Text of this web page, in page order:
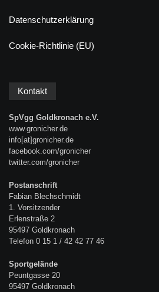
Datenschutzerklärung
Cookie-Richtlinie (EU)
Kontakt
SpVgg Goldkronach e.V.
www.gronicher.de
info[at]gronicher.de
facebook.com/gronicher
twitter.com/gronicher
Postanschrift
Fabian Blechschmidt
1. Vorsitzender
Erlenstraße 2
95497 Goldkronach
Telefon 0 15 1 / 42 42 77 46
Sportgelände
Peuntgasse 20
95497 Goldkronach